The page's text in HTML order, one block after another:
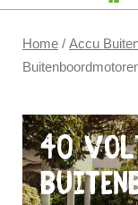
Home / Accu
40